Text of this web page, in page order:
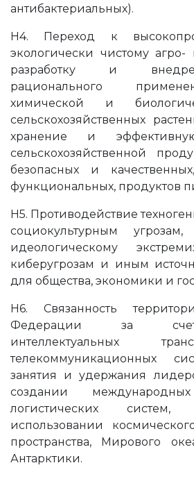
антибактериальных).
Н4. Переход к
экологически чистому агро-
разработку и
рационального
химической и
сельскохозяйственных
хранение и
сельскохозяйственной
безопасных и
функциональных, продуктов
Н5. Противодействие
социокультурным
идеологическому
киберугрозам и иным
для общества, экономики и
Н6. Связанность
Федерации за
интеллектуальных
телекоммуникационных
занятия и удержания
создании
логистических
использовании
пространства, Мирового
Антарктики.